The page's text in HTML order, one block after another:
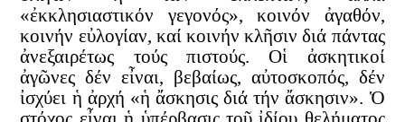
«ἐκκλησιαστικόν γεγονός», κοινόν ἀγαθόν,
κοινήν εὐλογίαν, καί κοινήν κλῆσιν διά πάντας
ἀνεξαιρέτως τούς πιστούς. Οἱ ἀσκητικοί
ἀγῶνες δέν εἶναι, βεβαίως, αὐτοσκοπός, δέν
ἰσχύει ἡ ἀρχή «ἡ ἄσκησις διά τήν ἄσκησιν». Ὁ